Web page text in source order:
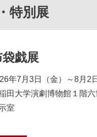
特別展
戯展
年7月3日（金）～8月2
田大学演劇博物館１階
室